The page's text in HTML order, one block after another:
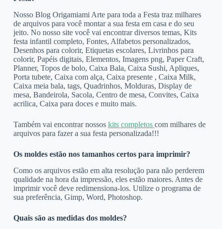
Nosso Blog Origamiami Arte para toda a Festa traz milhares
de arquivos para você montar a sua festa em casa e do seu
jeito. No nosso site você vai encontrar diversos temas, Kits
festa infantil completo, Fontes, Alfabetos personalizados,
Desenhos para colorir, Etiquetas escolares, Livrinhos para
colorir, Papéis digitais, Elementos, Imagens png, Paper Craft,
Planner, Topos de bolo, Caixa Bala, Caixa Sushi, Apliques,
Porta tubete, Caixa com alça, Caixa presente , Caixa Milk,
Caixa meia bala, tags, Quadrinhos, Molduras, Display de
mesa, Bandeirola, Sacola, Centro de mesa, Convites, Caixa
acrilica, Caixa para doces e muito mais.
Também vai encontrar nossos kits completos com milhares de
arquivos para fazer a sua festa personalizada!!!
Os moldes estão nos tamanhos certos para imprimir?
Como os arquivos estão em alta resolução para não perderem
qualidade na hora da impressão, eles estão maiores. Antes de
imprimir você deve redimensiona-los. Utilize o programa de
sua preferência, Gimp, Word, Photoshop.
Quais são as medidas dos moldes?